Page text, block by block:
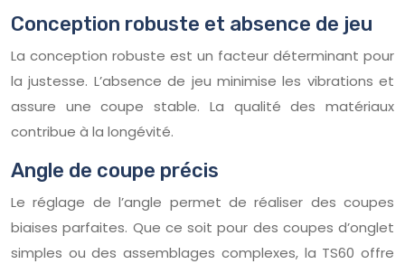
Conception robuste et absence de jeu
La conception robuste est un facteur déterminant pour
la justesse. L’absence de jeu minimise les vibrations et
assure une coupe stable. La qualité des matériaux
contribue à la longévité.
Angle de coupe précis
Le réglage de l’angle permet de réaliser des coupes
biaises parfaites. Que ce soit pour des coupes d’onglet
simples ou des assemblages complexes, la TS60 offre